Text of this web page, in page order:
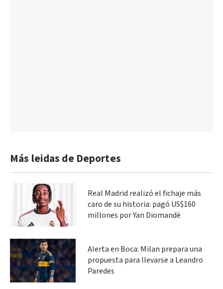
Más leidas de Deportes
Real Madrid realizó el fichaje más
caro de su historia: pagó US$160
millones por Yan Diomandé
Alerta en Boca: Milan prepara una
propuesta para llevarse a Leandro
Paredes